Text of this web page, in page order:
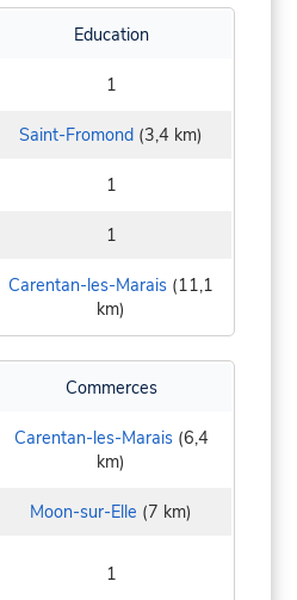
Education
1
Saint-Fromond (3,4 km)
1
1
Carentan-les-Marais (11,1
km)
Commerces
Carentan-les-Marais(6,4
km)
Moon-sur-Elle (7 km)
1